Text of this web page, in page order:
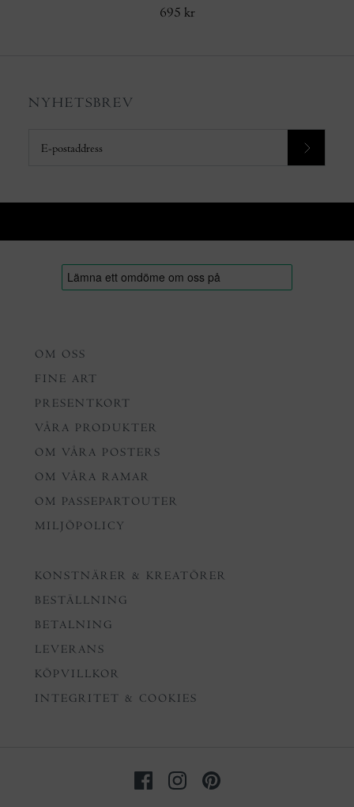
695 kr
NYHETSBREV
OM OSS
FINE ART
PRESENTKORT
VÅRA PRODUKTER
OM VÅRA POSTERS
OM VÅRA RAMAR
OM PASSEPARTOUTER
MILJÖPOLICY
KONSTNÄRER & KREATÖRER
BESTÄLLNING
BETALNING
LEVERANS
KÖPVILLKOR
INTEGRITET & COOKIES